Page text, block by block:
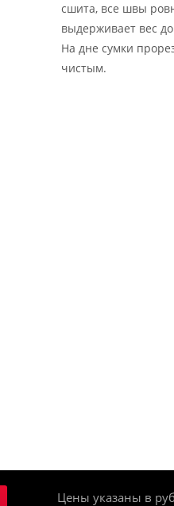
сшита, все швы
выдерживает вес до
На дне сумки
чистым.
Цены указаны в